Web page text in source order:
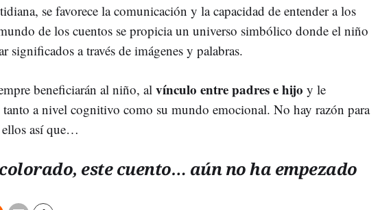
se favorece la comunicación y la capacidad de entender a los
de los cuentos se propicia un universo simbólico donde el niño
significados a través de imágenes y palabras.
beneficiarán al niño, al vínculo entre padres e hijo y le
tanto a nivel cognitivo como su mundo emocional. No hay razón para
así que…
este cuento… aún no ha empezado